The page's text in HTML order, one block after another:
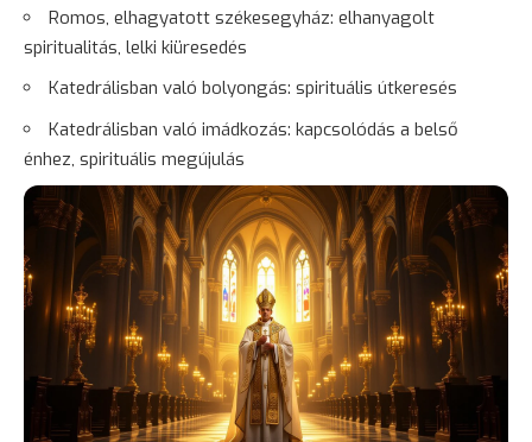
Romos, elhagyatott székesegyház: elhanyagolt
spiritualitás, lelki kiüresedés
Katedrálisban való bolyongás: spirituális útkeresés
Katedrálisban való imádkozás: kapcsolódás a belső
énhez, spirituális megújulás